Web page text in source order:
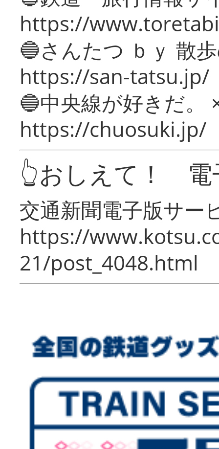
https://
🔵さんたつ ｂｙ 散
https://san-tatsu.jp/
🔵中央線が好きだ。
https://chuosuki.jp/
👆おしえて！ 電
交通新聞電子版サー
https://
21/post_4048.html